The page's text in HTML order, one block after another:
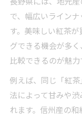
で、幅広いライン
す。美味しい紅茶
グできる機会が多
比較できるのが魅力
例えば、同じ「紅
法によって甘みや
れます。信州産の和